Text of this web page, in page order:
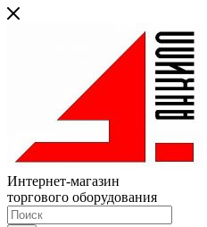
Интернет-магазин
торгового оборудования